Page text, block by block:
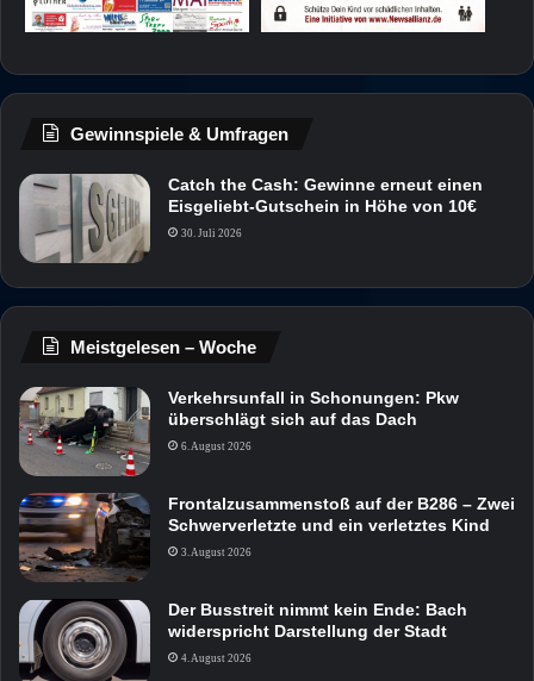
Gewinnspiele & Umfragen
Catch the Cash: Gewinne erneut einen
Eisgeliebt-Gutschein in Höhe von 10€
30. Juli 2026
Meistgelesen – Woche
Verkehrsunfall in Schonungen: Pkw
überschlägt sich auf das Dach
6. August 2026
Frontalzusammenstoß auf der B286 – Zwei
Schwerverletzte und ein verletztes Kind
3. August 2026
Der Busstreit nimmt kein Ende: Bach
widerspricht Darstellung der Stadt
4. August 2026